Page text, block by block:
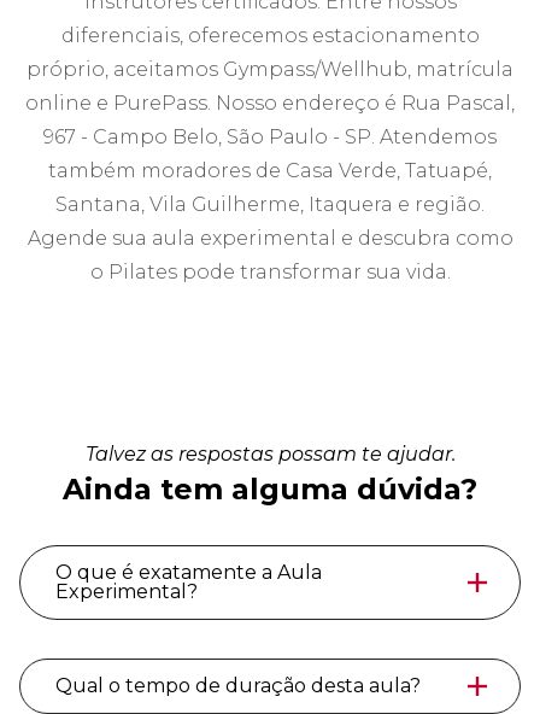
diferenciais, oferecemos estacionamento
próprio, aceitamos Gympass/Wellhub, matrícula
online e PurePass. Nosso endereço é Rua Pascal,
967 - Campo Belo, São Paulo - SP. Atendemos
também moradores de Casa Verde, Tatuapé,
Santana, Vila Guilherme, Itaquera e região.
Agende sua aula experimental e descubra como
o Pilates pode transformar sua vida.
Talvez as respostas possam te ajudar.
Ainda tem alguma dúvida?
O que é exatamente a Aula
Experimental?
Qual o tempo de duração desta aula?